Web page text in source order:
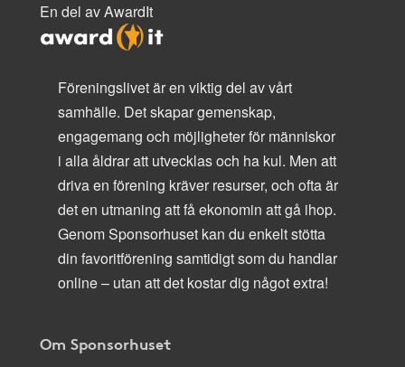
En del av AwardIt
Föreningslivet är en viktig del av vårt
samhälle. Det skapar gemenskap,
engagemang och möjligheter för människor
i alla åldrar att utvecklas och ha kul. Men att
driva en förening kräver resurser, och ofta är
det en utmaning att få ekonomin att gå ihop.
Genom Sponsorhuset kan du enkelt stötta
din favoritförening samtidigt som du handlar
online – utan att det kostar dig något extra!
Om Sponsorhuset